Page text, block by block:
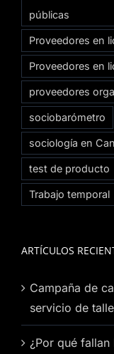
públicas
Proveedores en
Proveedores en
proveedores
sociobarómetro
sociología en
test de producto
Trabajo temporal
ARTÍCULOS
Campaña de
servicio de
¿Por qué